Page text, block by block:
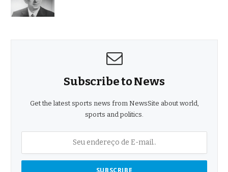
Subscribe to News
Get the latest sports news from NewsSite about world,
sports and politics.